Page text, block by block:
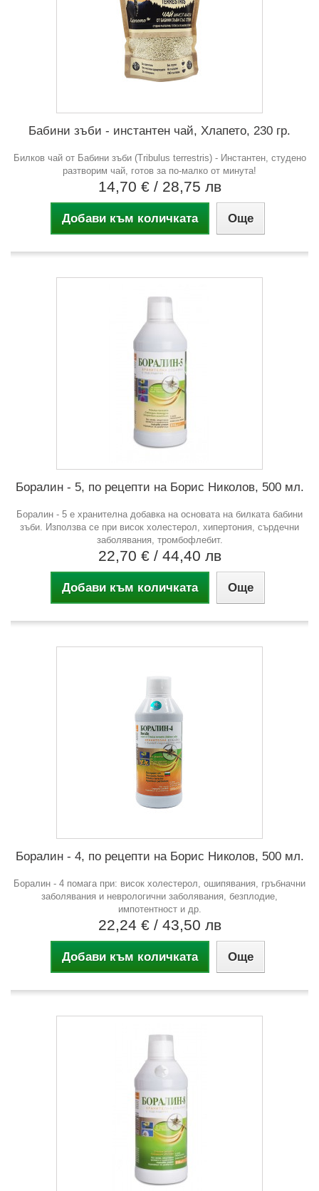
Бабини зъби - инстантен чай, Хлапето, 230 гр.
Билков чай от Бабини зъби (Tribulus terrestris) - Инстантен, студено
разтворим чай, готов за по-малко от минута!
14,70 € / 28,75 лв
Добави към количката Още
Боралин - 5, по рецепти на Борис Николов, 500 мл.
Боралин - 5 е хранителна добавка на основата на билката бабини
зъби. Използва се при висок холестерол, хипертония, сърдечни
заболявания, тромбофлебит.
22,70 € / 44,40 лв
Добави към количката Още
Боралин - 4, по рецепти на Борис Николов, 500 мл.
Боралин - 4 помага при: висок холестерол, ошипявания, гръбначни
заболявания и неврологични заболявания, безплодие,
импотентност и др.
22,24 € / 43,50 лв
Добави към количката Още